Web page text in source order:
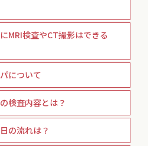
MRI検査やCT撮影はできる
について
検査内容とは？
の流れは？